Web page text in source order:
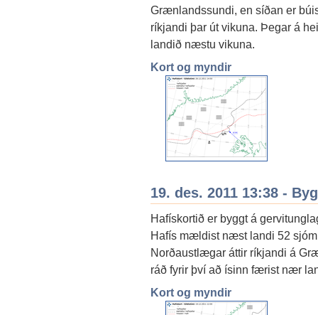
Grænlandssundi, en síðan er
ríkjandi þar út vikuna. Þegar á
landið næstu vikuna.
Kort og myndir
19. des. 2011 13:38 -
Hafískortið er byggt á
Hafís mældist næst landi 52
Norðaustlægar áttir ríkjandi á
ráð fyrir því að ísinn færist nær
Kort og myndir